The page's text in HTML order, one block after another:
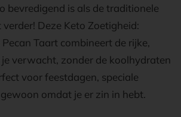
bevredigend is als de traditionele
Deze Keto Zoetigheid:
Taart combineert de rijke,
verwacht, zonder de koolhydraten
voor feestdagen, speciale
omdat je er zin in hebt.